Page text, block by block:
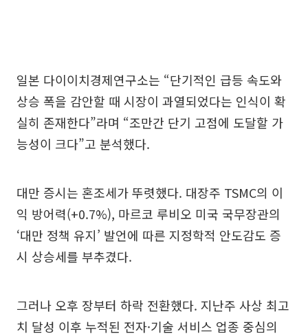
일본 다이이치경제연구소는 “단기적인 급등 속도와
상승 폭을 감안할 때 시장이 과열되었다는 인식이 확
실히 존재한다”라며 “조만간 단기 고점에 도달할 가
능성이 크다”고 분석했다.
대만 증시는 혼조세가 뚜렷했다. 대장주 TSMC의 이
익 방어력(+0.7%), 마르코 루비오 미국 국무장관의
‘대만 정책 유지’ 발언에 따른 지정학적 안도감도 증
시 상승세를 부추겼다.
그러나 오후 장부터 하락 전환했다. 지난주 사상 최고
치 달성 이후 누적된 전자·기술 서비스 업종 중심의